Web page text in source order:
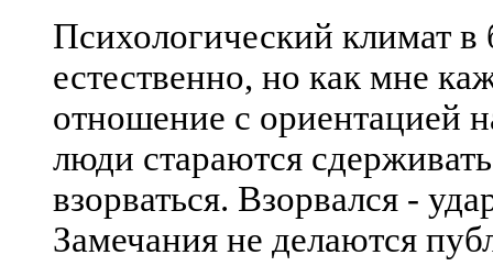
Психологический климат в
естественно, но как мне
отношение с ориентацией
люди стараются
взорваться. Взорвался -
Замечания не делаются